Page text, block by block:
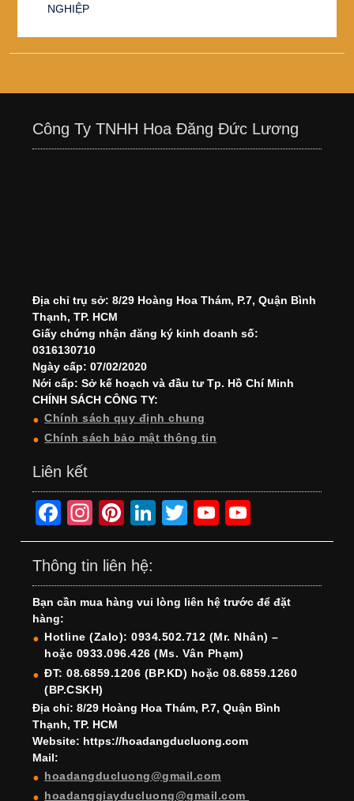
NGHIỆP
Công Ty TNHH Hoa Đăng Đức Lương
Địa chỉ trụ sở: 8/29 Hoàng Hoa Thám, P.7, Quận Bình
Thạnh, TP. HCM
Giấy chứng nhận đăng ký kinh doanh số:
0316130710
Ngày cấp: 07/02/2020
Nới cấp: Sở kế hoạch và đầu tư Tp. Hồ Chí Minh
CHÍNH SÁCH CÔNG TY:
Chính sách quy định chung
Chính sách bảo mật thông tin
Liên kết
F
a
c
e
b
o
o
k
In
st
a
gr
a
m
Pi
nt
er
e
st
Li
n
e
dI
n
T
wi
er
Y
o
T
u
b
e
o
T
u
b
e
h
Thông tin liên hệ:
Bạn cần mua hàng vui lòng liên hệ trước để đặt
hàng:
Hotline (Zalo): 0934.502.712 (Mr. Nhân) –
hoặc 0933.096.426 (Ms. Vân Phạm)
ĐT: 08.6859.1206 (BP.KD) hoặc 08.6859.1260
(BP.CSKH)
Địa chỉ: 8/29 Hoàng Hoa Thám, P.7, Quận Bình
Thạnh, TP. HCM
Website: https://hoadangducluong.com
Mail:
hoadangducluong@gmail.com
hoadanggiayducluong@gmail.com